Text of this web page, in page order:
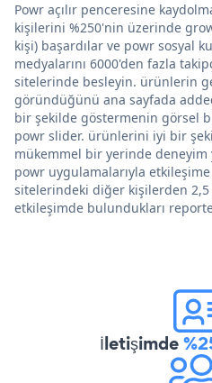
Powr açılır penceresine
kişilerini %250'nin üzerinde
kişi) başardılar ve powr sosyal
medyalarını 6000'den fazla
sitelerinde besleyin. ürünlerin
göründüğünü ana sayfada
bir şekilde göstermenin görsel
powr slider. ürünlerini iyi bir
mükemmel bir yerinde deneyim
powr uygulamalarıyla
sitelerindeki diğer kişilerden
etkileşimde bulundukları
İletişimde